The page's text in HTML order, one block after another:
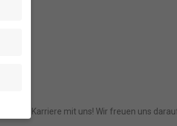
Ihre Karriere mit uns! Wir freuen uns